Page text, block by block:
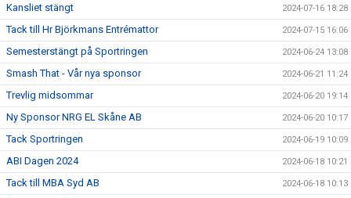
Kansliet stängt 2024-07-16 18:28
Tack till Hr Björkmans Entrémattor 2024-07-15 16:06
Semesterstängt på Sportringen 2024-06-24 13:08
Smash That - Vår nya sponsor 2024-06-21 11:24
Trevlig midsommar 2024-06-20 19:14
Ny Sponsor NRG EL Skåne AB 2024-06-20 10:17
Tack Sportringen 2024-06-19 10:09
ABI Dagen 2024 2024-06-18 10:21
Tack till MBA Syd AB 2024-06-18 10:13